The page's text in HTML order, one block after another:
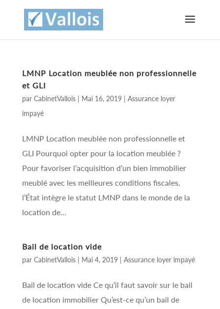
LMNP Location meublée non professionnelle
et GLI
par CabinetVallois| Mai 16, 2019| Assurance loyer
impayé
LMNP Location meublée non professionnelle et
GLI Pourquoi opter pour la location meublée ?
Pour favoriser l’acquisition d’un bien immobilier
meublé avec les meilleures conditions fiscales,
l’État intègre le statut LMNP dans le monde de la
location de...
Bail de location vide
par CabinetVallois| Mai 4, 2019| Assurance loyer impayé
Bail de location vide Ce qu’il faut savoir sur le bail
de location immobilier Qu’est-ce qu’un bail de